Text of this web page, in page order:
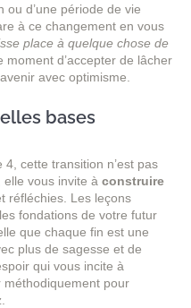
ou d’une période de vie
à ce changement en vous
place à quelque chose de
moment d’accepter de lâcher
avec optimisme.
bases
cette transition n’est pas
vous invite à construire
réfléchies. Les leçons
fondations de votre futur
que chaque fin est une
plus de sagesse et de
qui vous incite à
méthodiquement pour